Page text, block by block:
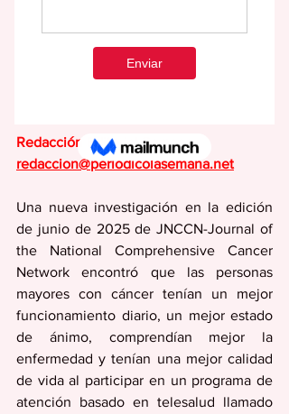
Redacción Editorial Semana
redaccion@periodicolasemana.net
Una nueva investigación en la edición
de junio de 2025 de JNCCN-Journal of
the National Comprehensive Cancer
Network encontró que las personas
mayores con cáncer tenían un mejor
funcionamiento diario, un mejor estado
de ánimo, comprendían mejor la
enfermedad y tenían una mejor calidad
de vida al participar en un programa de
atención basado en telesalud llamado